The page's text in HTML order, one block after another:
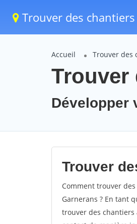
Trouver des chantiers
Accueil Trouver des
Trouver
Développer
Trouver
Comment trouver
Garnerans ? En tant
trouver des